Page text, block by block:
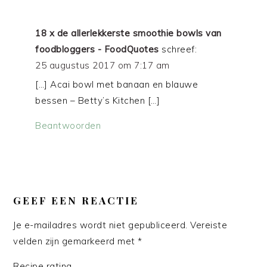
18 x de allerlekkerste smoothie bowls van
foodbloggers - FoodQuotes schreef:
25 augustus 2017 om 7:17 am
[…] Acai bowl met banaan en blauwe
bessen – Betty’s Kitchen […]
Beantwoorden
GEEF EEN REACTIE
Je e-mailadres wordt niet gepubliceerd. Vereiste
velden zijn gemarkeerd met*